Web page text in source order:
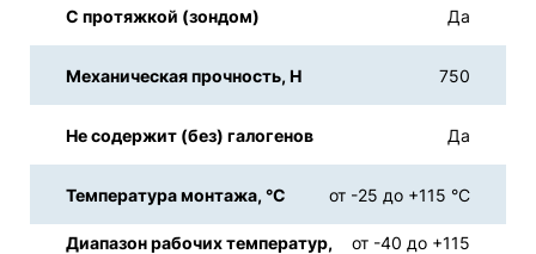
С протяжкой (зондом) Да
Механическая прочность, Н 750
Не содержит (без) галогенов Да
Температура монтажа, °С от -25 до +115 °С
Диапазон рабочих температур,
от -40 до +115